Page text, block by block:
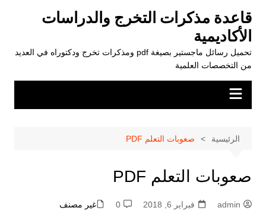
المحتوى
قاعدة مذكرات التخرج والدراسات
الأكاديمية
تحميل رسائل ماجستير بصيغة pdf ومذكرات تخرج ودكتوراه في العديد
من التخصصات العلمية
الرئيسية صعوبات التعلم PDF
صعوبات التعلم PDF
admin فبراير 6, 2018 0 غير مصنف